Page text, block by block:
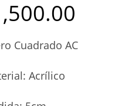
Cuadrado AC
Acrílico